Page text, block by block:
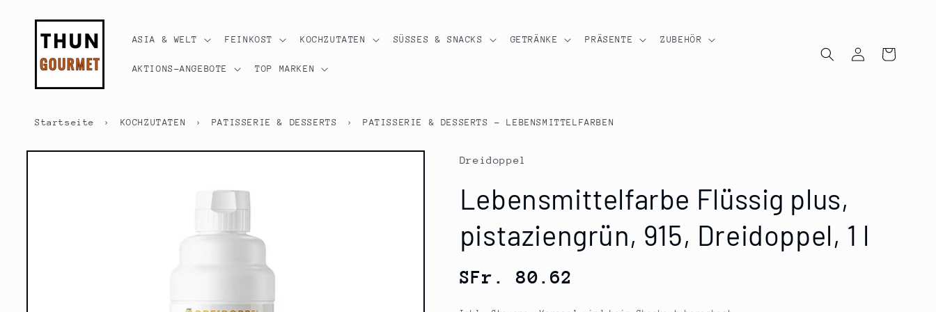
ASIA & WELT FEINKOST KOCHZUTATEN SÜSSES & SNACKS GETRÄNKE PRÄSENTE ZUBEHÖR
AKTIONS-ANGEBOTE TOP MARKEN
EinloggenWarenkorb
Startseite › KOCHZUTATEN › PATISSERIE & DESSERTS › PATISSERIE & DESSERTS - LEBENSMITTELFARBEN
Dreidoppel
Lebensmittelfarbe Flüssig plus,
pistaziengrün, 915, Dreidoppel, 1 l
Normaler
SFr. 80.62